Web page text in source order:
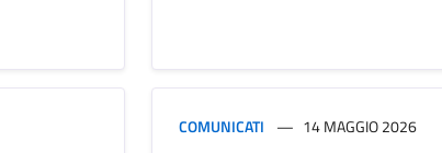
COMUNICATI 14 MAGGIO 2026